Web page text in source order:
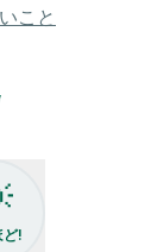
こと
ど!